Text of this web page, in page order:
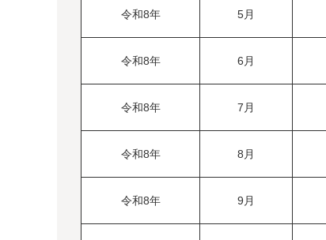
令和8年 5月
令和8年 6月
令和8年 7月
令和8年 8月
令和8年 9月